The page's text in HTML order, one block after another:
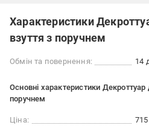
Характеристики
взуття з поручнем
Обмін та повернення: 14
Основні характеристики
поручнем
Ціна: